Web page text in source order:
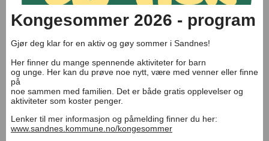
Kongesommer 2026 - program
Gjør deg klar for en aktiv og gøy sommer i Sandnes!
Her finner du mange spennende aktiviteter for barn
og unge. Her kan du prøve noe nytt, være med venner eller finne
på
noe sammen med familien. Det er både gratis opplevelser og
aktiviteter som koster penger.
Lenker til mer informasjon og påmelding finner du her:
www.sandnes.kommune.no/kongesommer